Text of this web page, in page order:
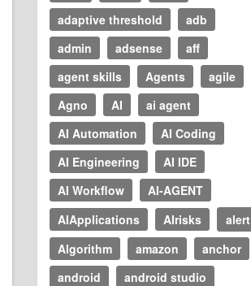
adaptive threshold
adb
admin
adsense
aff
agent skills
Agents
agile
Agno
AI
ai agent
AI Automation
AI Coding
AI Engineering
AI IDE
AI Workflow
AI-AGENT
AIApplications
AIrisks
alert
Algorithm
amazon
anchor
android
android studio